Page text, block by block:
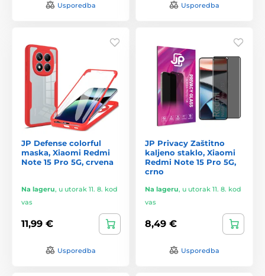
Usporedba Usporedba
JP Defense colorful
maska, Xiaomi Redmi
Note 15 Pro 5G, crvena
Na lageru, u utorak 11. 8. kod
vas
11,99 €
Usporedba
JP Privacy Zaštitno
kaljeno staklo, Xiaomi
Redmi Note 15 Pro 5G,
crno
Na lageru, u utorak 11. 8. kod
vas
8,49 €
Usporedba